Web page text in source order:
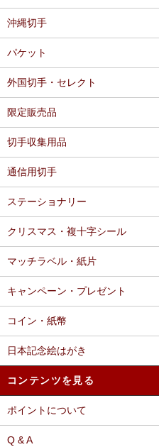
沖縄切手
パケット
外国切手・セレクト
限定販売品
切手収集用品
通信用切手
ステーショナリー
クリスマス・複十字シール
マッチラベル・紙片
キャンペーン・プレゼント
コイン・紙幣
日本記念絵はがき
コンテンツを見る
ポイントについて
Q & A